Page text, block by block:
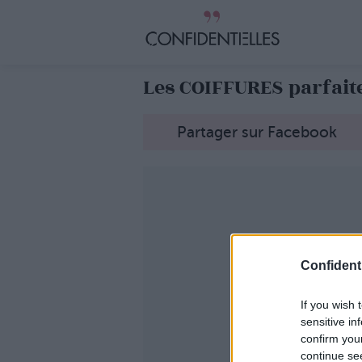
If you wish
sensitive
confirm
continue
Les COIFFURES
Partager sur Facebook